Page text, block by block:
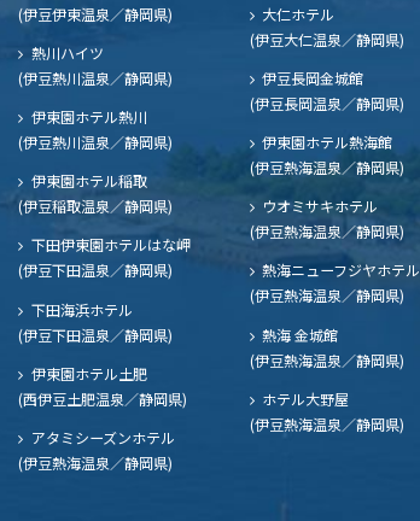
(伊豆伊東温泉／静岡県)
熱川ハイツ
(伊豆熱川温泉／静岡県)
伊東園ホテル熱川
(伊豆熱川温泉／静岡県)
伊東園ホテル稲取
(伊豆稲取温泉／静岡県)
下田伊東園ホテルはな岬
(伊豆下田温泉／静岡県)
下田海浜ホテル
(伊豆下田温泉／静岡県)
伊東園ホテル土肥
(西伊豆土肥温泉／静岡県)
大仁ホテル
(伊豆大仁温泉／静岡県)
伊豆長岡金城館
(伊豆長岡温泉／静岡県)
伊東園ホテル熱海館
(伊豆熱海温泉／静岡県)
ウオミサキホテル
(伊豆熱海温泉／静岡県)
熱海ニューフジヤホテル
(伊豆熱海温泉／静岡県)
熱海 金城館
(伊豆熱海温泉／静岡県)
ホテル大野屋
(伊豆熱海温泉／静岡県)
アタミシーズンホテル
(伊豆熱海温泉／静岡県)